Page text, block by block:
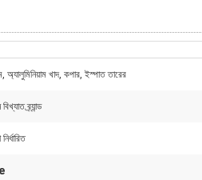
অ্যালুমিনিয়াম খাদ, কপার, ইস্পাত তারের
ব্র্যান্ড